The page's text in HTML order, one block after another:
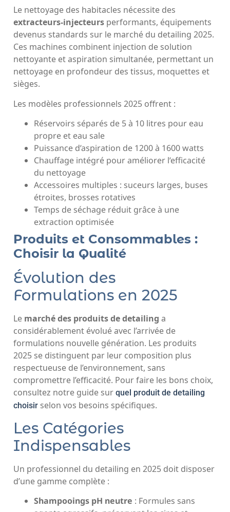
Le nettoyage des habitacles nécessite des
extracteurs-injecteurs performants, équipements
devenus standards sur le marché du detailing 2025.
Ces machines combinent injection de solution
nettoyante et aspiration simultanée, permettant un
nettoyage en profondeur des tissus, moquettes et
sièges.
Les modèles professionnels 2025 offrent :
Réservoirs séparés de 5 à 10 litres pour eau
propre et eau sale
Puissance d’aspiration de 1200 à 1600 watts
Chauffage intégré pour améliorer l’efficacité
du nettoyage
Accessoires multiples : suceurs larges, buses
étroites, brosses rotatives
Temps de séchage réduit grâce à une
extraction optimisée
Produits et Consommables :
Choisir la Qualité
Évolution des
Formulations en 2025
Le marché des produits de detailing a
considérablement évolué avec l’arrivée de
formulations nouvelle génération. Les produits
2025 se distinguent par leur composition plus
respectueuse de l’environnement, sans
compromettre l’efficacité. Pour faire les bons choix,
consultez notre guide sur quel produit de detailing
choisir selon vos besoins spécifiques.
Les Catégories
Indispensables
Un professionnel du detailing en 2025 doit disposer
d’une gamme complète :
Shampooings pH neutre : Formules sans